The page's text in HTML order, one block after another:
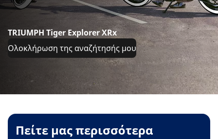
TRIUMPH Tiger Explorer XRx
Ολοκλήρωση της αναζήτησής μου
Πείτε μας περισσότερα